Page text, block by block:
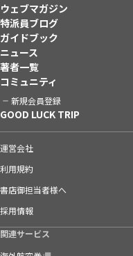
ウェブマガジン
特派員ブログ
ガイドブック
ニュース
著者一覧
コミュニティ
新規会員登録
GOOD LUCK TRIP
運営会社
利用規約
書店御担当者様へ
採用情報
関連サービス